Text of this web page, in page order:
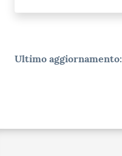
Ultimo aggiornamento: